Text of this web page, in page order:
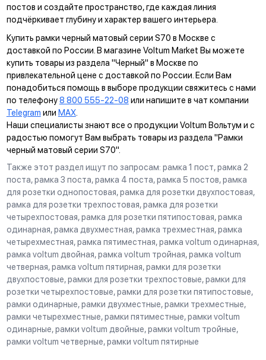
постов и создайте пространство, где каждая линия
подчёркивает глубину и характер вашего интерьера.
Купить рамки черный матовый серии S70 в Москве с
доставкой по России. В магазине Voltum Market Вы можете
купить товары из раздела "Черный" в Москве по
привлекательной цене с доставкой по России. Если Вам
понадобиться помощь в выборе продукции свяжитесь с нами
по телефону8 800 555-22-08 или напишите в чат компании
Telegram или MAX.
Наши специалисты знают все о продукции Voltum Вольтум и с
радостью помогут Вам выбрать товары из раздела "Рамки
черный матовый серии S70".
Также этот раздел ищут по запросам: рамка 1 пост, рамка 2
поста, рамка 3 поста, рамка 4 поста, рамка 5 постов, рамка
для розетки однопостовая, рамка для розетки двухпостовая,
рамка для розетки трехпостовая, рамка для розетки
четырехпостовая, рамка для розетки пятипостовая, рамка
одинарная, рамка двухместная, рамка трехместная, рамка
четырехместная, рамка пятиместная, рамка voltum одинарная,
рамка voltum двойная, рамка voltum тройная, рамка voltum
четверная, рамка voltum пятирная, рамки для розетки
двухпостовые, рамки для розетки трехпостовые, рамки для
розетки четырехпостовые, рамки для розетки пятипостовые,
рамки одинарные, рамки двухместные, рамки трехместные,
рамки четырехместные, рамки пятиместные, рамки voltum
одинарные, рамки voltum двойные, рамки voltum тройные,
рамки voltum четверные, рамки voltum пятирные